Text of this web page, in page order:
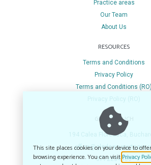
Practice areas
Our Team
About Us
RESOURCES
Terms and Conditions
Privacy Policy
Terms and Conditions (RO)
Privacy Policy (RO)
GET IN TOUCH
194 Calea Floreasca,
0772234980
This site places cookies on your device to
browsing experience. You can visit Privacy